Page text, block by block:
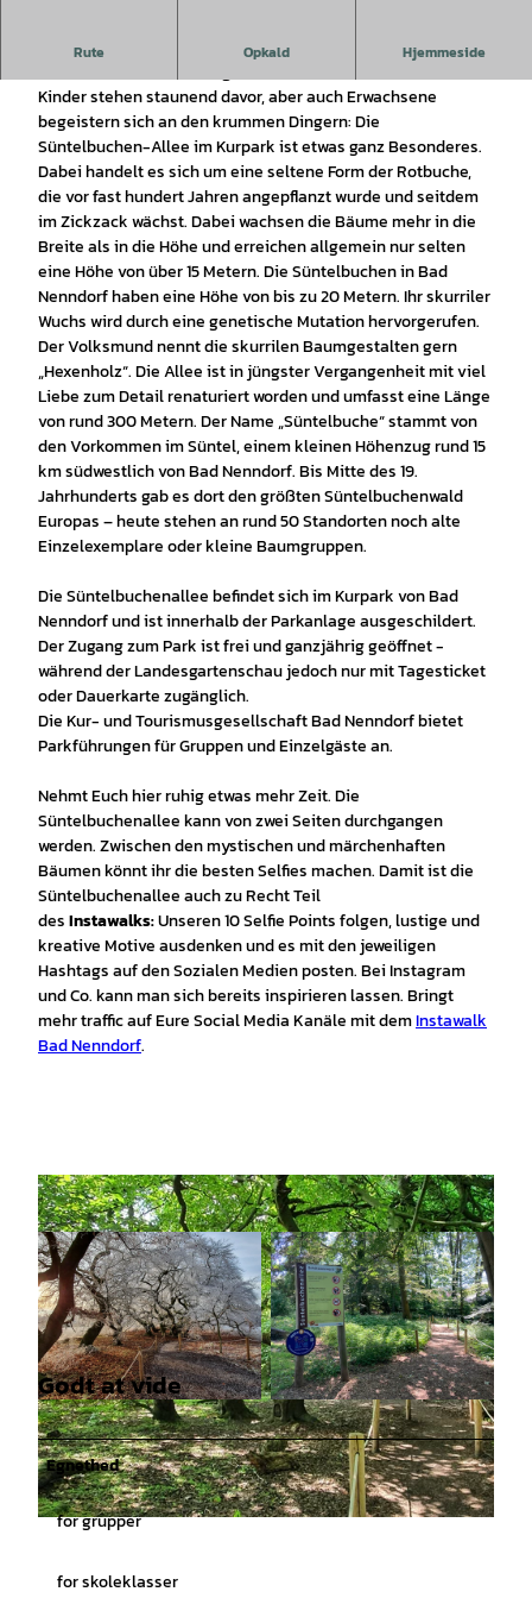
Rute Opkald Hjemmeside
Die Süntelbuchen sind im Rahmen der Landesgartenschau
Kinder stehen staunend davor, aber auch Erwachsene
begeistern sich an den krummen Dingern: Die
Süntelbuchen-Allee im Kurpark ist etwas ganz Besonderes.
Dabei handelt es sich um eine seltene Form der Rotbuche,
die vor fast hundert Jahren angepflanzt wurde und seitdem
im Zickzack wächst. Dabei wachsen die Bäume mehr in die
Breite als in die Höhe und erreichen allgemein nur selten
eine Höhe von über 15 Metern. Die Süntelbuchen in Bad
Nenndorf haben eine Höhe von bis zu 20 Metern. Ihr skurriler
Wuchs wird durch eine genetische Mutation hervorgerufen.
Der Volksmund nennt die skurrilen Baumgestalten gern
„Hexenholz“. Die Allee ist in jüngster Vergangenheit mit viel
Liebe zum Detail renaturiert worden und umfasst eine Länge
von rund 300 Metern. Der Name „Süntelbuche“ stammt von
den Vorkommen im Süntel, einem kleinen Höhenzug rund 15
km südwestlich von Bad Nenndorf. Bis Mitte des 19.
Jahrhunderts gab es dort den größten Süntelbuchenwald
Europas – heute stehen an rund 50 Standorten noch alte
Einzelexemplare oder kleine Baumgruppen.
Die Süntelbuchenallee befindet sich im Kurpark von Bad
Nenndorf und ist innerhalb der Parkanlage ausgeschildert.
Der Zugang zum Park ist frei und ganzjährig geöffnet -
während der Landesgartenschau jedoch nur mit Tagesticket
oder Dauerkarte zugänglich.
Die Kur- und Tourismusgesellschaft Bad Nenndorf bietet
Parkführungen für Gruppen und Einzelgäste an.
Nehmt Euch hier ruhig etwas mehr Zeit. Die
Süntelbuchenallee kann von zwei Seiten durchgangen
werden. Zwischen den mystischen und märchenhaften
Bäumen könnt ihr die besten Selfies machen. Damit ist die
Süntelbuchenallee auch zu Recht Teil
desInstawalks:Unseren 10 Selfie Points folgen, lustige und
kreative Motive ausdenken und es mit den jeweiligen
Hashtags auf den Sozialen Medien posten. Bei Instagram
und Co. kann man sich bereits inspirieren lassen. Bringt
mehr traffic auf Eure Social Media Kanäle mit demInstawalk
Bad Nenndorf.
© KurT, Kur- und Tourismusgesellschaft Staatsbad Nenndorf mbH |
© KurT, Kur- und Tourismusgesellschaft Staats
bad Nenndorf mbH |CC-BY
© CC0
Godt at vide
Egnethed
for grupper
for skoleklasser